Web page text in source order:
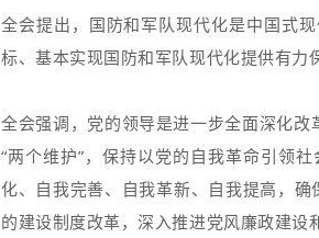
全会提出，国防和军队现代化是中国式
标、基本实现国防和军队现代化提供有
全会强调，党的领导是进一步全面深化改
“两个维护”，保持以党的自我革命引领
化、自我完善、自我革新、自我提高，
的建设制度改革，深入推进党风廉政建